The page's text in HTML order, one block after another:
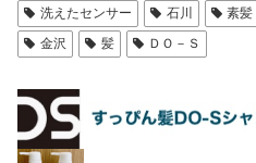
洗えたセンサー
石川 素髪
金沢
髪 ＤＯ－Ｓ